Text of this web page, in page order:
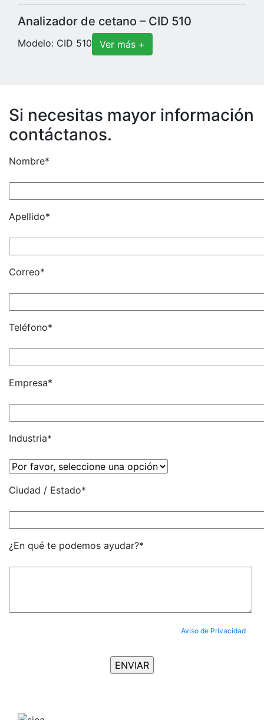
Analizador de cetano – CID 510
Modelo: CID 510 Ver más +
Si necesitas mayor información
contáctanos.
Nombre*
Apellido*
Correo*
Teléfono*
Empresa*
Industria*
Ciudad / Estado*
¿En qué te podemos ayudar?*
Aviso de Privacidad